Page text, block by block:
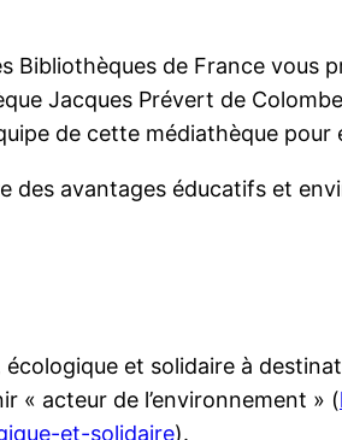
Bibliothèques de France
Jacques Prévert de
de cette médiathèque
des avantages éducatifs et
et solidaire à
« acteur de l’environnement » (
et-solidaire).